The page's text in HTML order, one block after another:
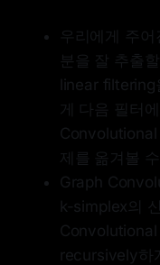
우리에게 주
분을 잘 추출
linear filtering
게 다음 필터
Convolutional
제를 옮겨볼
Graph
k-simplex의
Convolutional
recursively하